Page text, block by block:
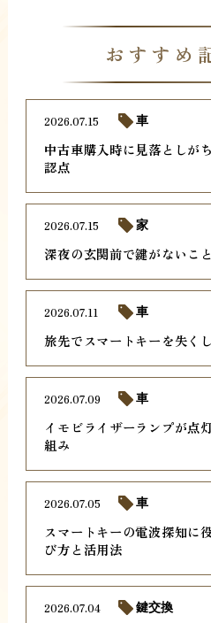
おすすめ
中古車購入時に見落としが
認点
2026.07.15 車
深夜の玄関前で鍵がないこ
2026.07.15 家
旅先でスマートキーを失く
2026.07.11 車
イモビライザーランプが点
組み
2026.07.09 車
スマートキーの電波探知に
び方と活用法
2026.07.05 車
2026.07.04 鍵交換